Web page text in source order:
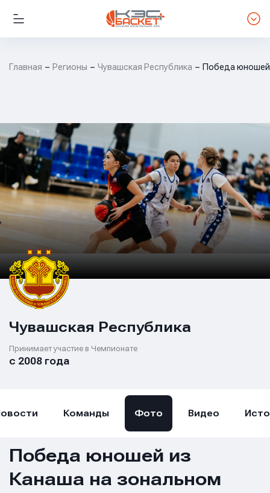
Главная Регионы Чувашская Республика Победа юношей
Чувашская Республика
Принимает участие в Чемпионате
с 2008 года
Команды Фото Видео
Победа юношей из
Канаша на зональном